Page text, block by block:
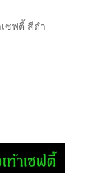
ซฟตี้ สีดำ